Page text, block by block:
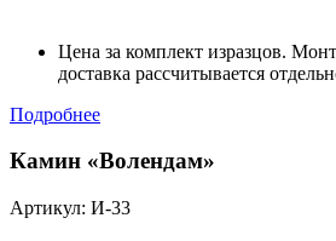
Цена за комплект изразцов.
доставка рассчитывается
Подробнее
Камин «Волендам»
Артикул: И-33